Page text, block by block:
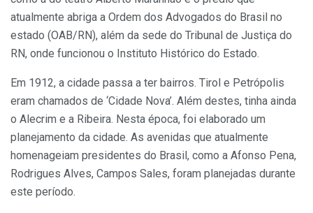
atualmente abriga a Ordem dos Advogados do Brasil no
estado (OAB/RN), além da sede do Tribunal de Justiça do
RN, onde funcionou o Instituto Histórico do Estado.
Em 1912, a cidade passa a ter bairros. Tirol e Petrópolis
eram chamados de ‘Cidade Nova’. Além destes, tinha ainda
o Alecrim e a Ribeira. Nesta época, foi elaborado um
planejamento da cidade. As avenidas que atualmente
homenageiam presidentes do Brasil, como a Afonso Pena,
Rodrigues Alves, Campos Sales, foram planejadas durante
este período.